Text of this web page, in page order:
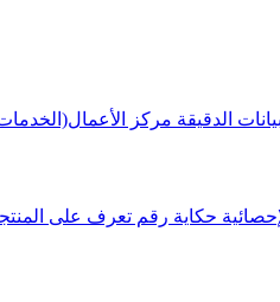
الدقيقة مركز
حكاية رقم تعرف على